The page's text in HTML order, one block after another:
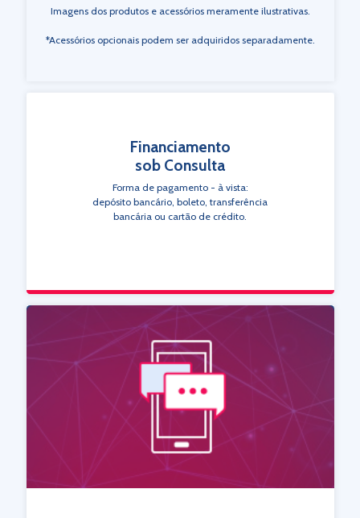
Imagens dos produtos e acessórios meramente ilustrativas.
*Acessórios opcionais podem ser adquiridos separadamente.
Financiamento
sob Consulta
Forma de pagamento - à vista:
depósito bancário, boleto, transferência
bancária ou cartão de crédito.